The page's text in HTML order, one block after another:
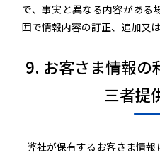
で、事実と異なる内容がある
囲で情報内容の訂正、追加又
9. お客さま情報の
三者提
弊社が保有するお客さま情